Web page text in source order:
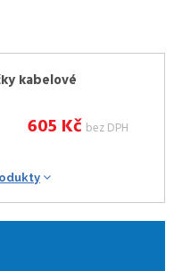
kabelové
605 Kč bez DPH